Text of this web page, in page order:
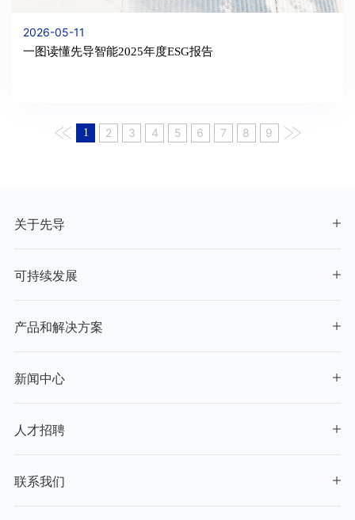
2026-05-11
一图读懂先导智能2025年度ESG报告
1 2 3 4 5 6 7 8 9
关于先导
可持续发展
产品和解决方案
新闻中心
人才招聘
联系我们